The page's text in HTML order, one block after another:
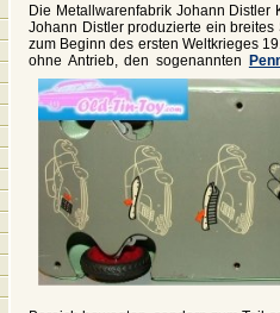
Die Metallwarenfabrik Johann Distler
Johann Distler produzierte ein
zum Beginn des ersten Weltkrieges
ohne Antrieb, den sogenannten